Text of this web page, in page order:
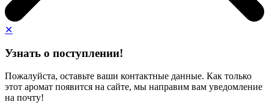
✕
Узнать о поступлении!
Пожалуйста, оставьте ваши контактные данные. Как только
этот аромат появится на сайте, мы направим вам уведомление
на почту!